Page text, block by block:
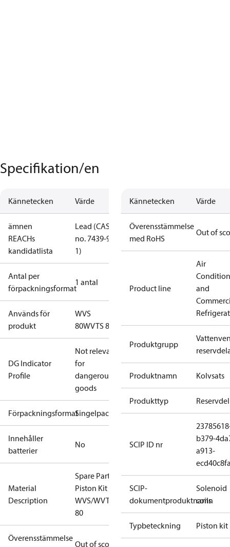
Specifikation/en
Kännetecken Värde
ämnen
REACHs
kandidatlista
Lead (CAS
no. 7439-92-
1)
Antal per
förpackningsformat
1 antal
Används för
produkt
WVS
80WVTS 80
DG Indicator
Profile
Not relevant
for
dangerous
goods
FörpackningsformatSingelpack
Innehåller
batterier
No
Material
Description
Spare Part
Piston Kit
WVS/WVTS
80
Överensstämmelse
Out of scope
Kännetecken Värde
Överensstämmelse
med RoHS
Out of
Product line
Air
and
Produktgrupp
Produktnamn Kolvsats
Produkttyp Reservdel
SCIP ID nr
b379-
a913-
SCIP-
dokumentproduktnamn
Solenoid
coils
Typbeteckning Piston kit